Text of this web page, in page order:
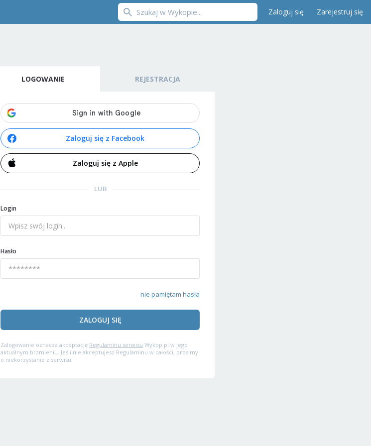
Zaloguj się Zarejestruj się
LOGOWANIE REJESTRACJA
Zaloguj się z Facebook
Zaloguj się z Apple
LUB
Login
Hasło
nie pamiętam hasła
ZALOGUJ SIĘ
Zalogowanie oznacza akceptację Regulaminu serwisu Wykop.pl w jego
aktualnym brzmieniu. Jeśli nie akceptujesz Regulaminu w całości, prosimy
o niekorzystanie z serwisu.